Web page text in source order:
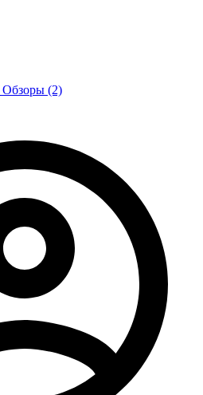
Обзоры (2)